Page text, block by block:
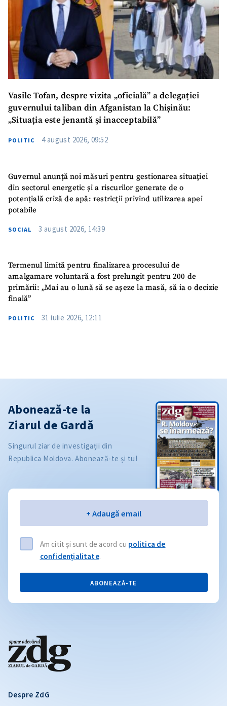
SUSȚINE
Vasile Tofan, despre vizita „oficială” a delegației
guvernului taliban din Afganistan la Chișinău:
„Situația este jenantă și inacceptabilă”
POLITIC 4 august 2026, 09:52
Guvernul anunță noi măsuri pentru gestionarea situației
din sectorul energetic și a riscurilor generate de o
potențială criză de apă: restricții privind utilizarea apei
potabile
SOCIAL 3 august 2026, 14:39
Termenul limită pentru finalizarea procesului de
amalgamare voluntară a fost prelungit pentru 200 de
primării: „Mai au o lună să se așeze la masă, să ia o decizie
finală”
POLITIC 31 iulie 2026, 12:11
Despre ZdG
Abonează-te la
Ziarul de Gardă
Singurul ziar de investigații din
Republica Moldova. Abonează-te și tu!
+ Adaugă email
Am citit și sunt de acord cu politica de
confidențialitate.
ABONEAZĂ-TE